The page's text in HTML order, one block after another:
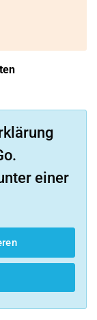
einer